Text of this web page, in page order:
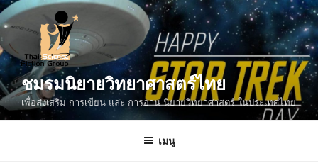
ข้าม
ไป
ยัง
บทความ
ชมรมนิยายวิทยาศาสตร์ไทย
เพื่อส่งเสริม การเขียน และ การอ่าน นิยายวิทยาศาสตร์ ในประเทศไทย
เมนู